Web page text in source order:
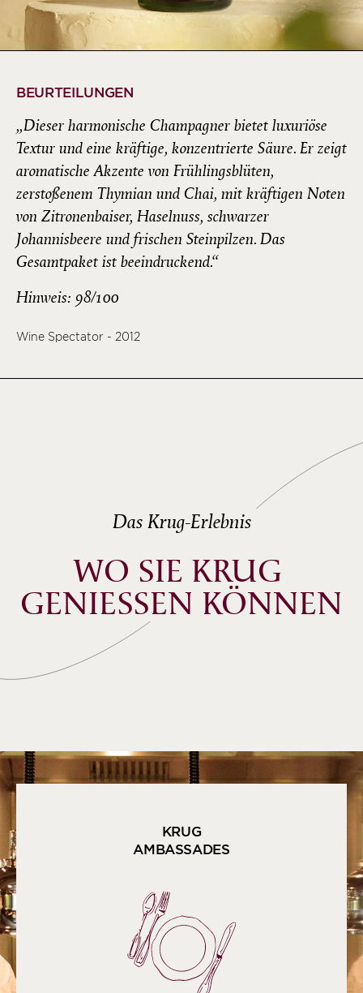
BEURTEILUNGEN
„Dieser harmonische Champagner bietet luxuriöse
Textur und eine kräftige, konzentrierte Säure. Er zeigt
aromatische Akzente von Frühlingsblüten,
zerstoßenem Thymian und Chai, mit kräftigen Noten
von Zitronenbaiser, Haselnuss, schwarzer
Johannisbeere und frischen Steinpilzen. Das
Gesamtpaket ist beeindruckend.“
Hinweis: 98/100
Wine Spectator - 2012
Das Krug-Erlebnis
WO SIE KRUG
GENIESSEN KÖNNEN
KRUG
AMBASSADES